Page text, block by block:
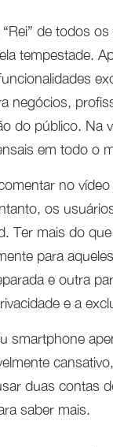
de todos
tempestade.
negócios,
do público. Na
em todo o
no
os
Ter mais do
para
e outra
e a
smartphone
duas contas
saber mais.